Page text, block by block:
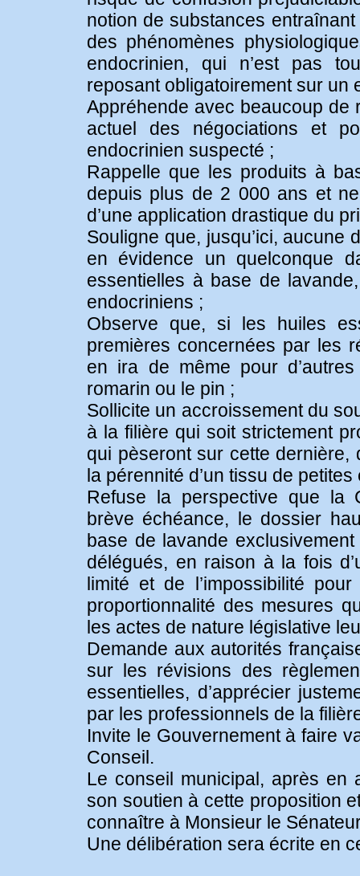
notion de substances
des phénomènes
endocrinien, qui n’est pas
reposant obligatoirement sur un
Appréhende avec beaucoup de
actuel des négociations et
endocrinien suspecté ;
Rappelle que les produits à
depuis plus de 2 000 ans et
d’une application drastique du
Souligne que, jusqu’ici, aucune
en évidence un quelconque
essentielles à base de
endocriniens ;
Observe que, si les huiles
premières concernées par les
en ira de même pour
romarin ou le pin ;
Sollicite un accroissement du
à la filière qui soit strictement
qui pèseront sur cette dernière,
la pérennité d’un tissu de
Refuse la perspective que la
brève échéance, le dossier
base de lavande exclusivement
délégués, en raison à la fois
limité et de l’impossibilité
proportionnalité des mesures
les actes de nature législative
Demande aux autorités
sur les révisions des
essentielles, d’apprécier
par les professionnels de la
Invite le Gouvernement à faire
Conseil.
Le conseil municipal, après en
son soutien à cette proposition
connaître à Monsieur le
Une délibération sera écrite en